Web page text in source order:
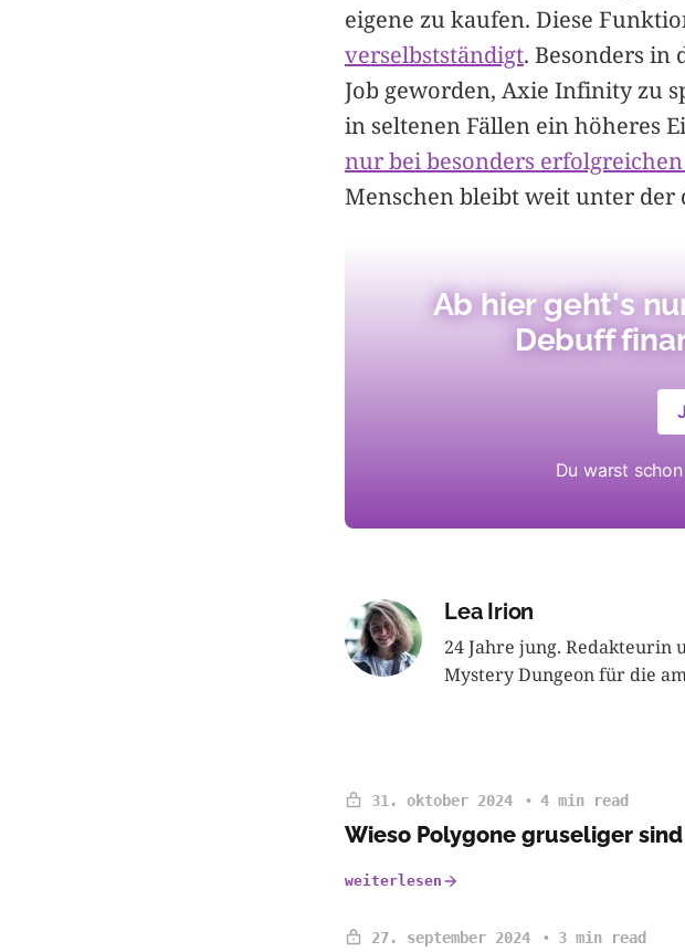
eigene zu kaufen. Diese
verselbstständigt. Besonders in
Job geworden, Axie Infinity zu
in seltenen Fällen ein höheres
nur bei besonders
Menschen bleibt weit unter
Ab hier geht's
Debuff
Du warst
Lea Irion
24 Jahre jung.
Mystery Dungeon für die
31. oktober 2024 4 min read
Wieso Polygone gruseliger
weiterlesen
27. september 2024 3 min read